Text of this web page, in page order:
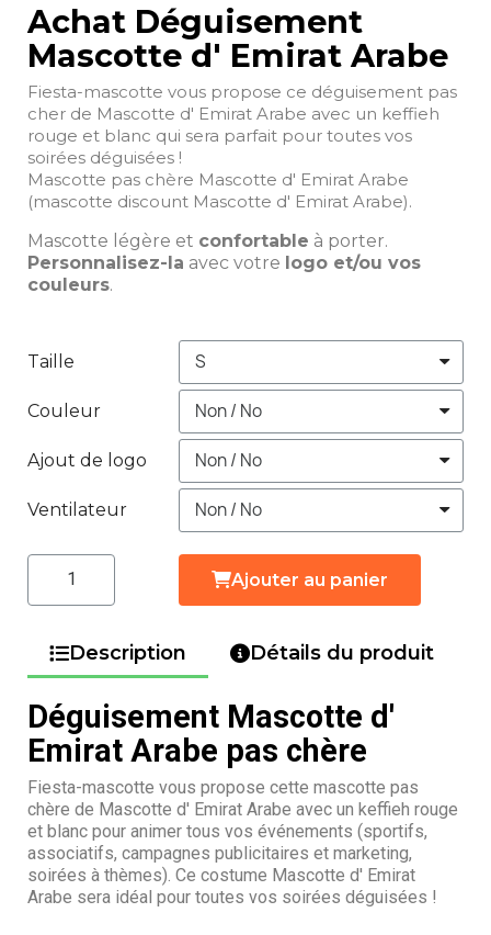
Achat Déguisement
Mascotte d' Emirat Arabe
Fiesta-mascotte vous propose ce déguisement pas
cher de Mascotte d' Emirat Arabe avec un keffieh
rouge et blanc qui sera parfait pour toutes vos
soirées déguisées !
Mascotte pas chère Mascotte d' Emirat Arabe
(mascotte discount Mascotte d' Emirat Arabe).
Mascotte légère et confortable à porter.
Personnalisez-la avec votre logo et/ou vos
couleurs.
Taille
Couleur
Ajout de logo
Ventilateur
Ajouter au panier
Description Détails du produit
Déguisement Mascotte d'
Emirat Arabe pas chère
Fiesta-mascotte vous propose cette mascotte pas
chère de Mascotte d' Emirat Arabe avec un keffieh rouge
et blanc pour animer tous vos événements (sportifs,
associatifs, campagnes publicitaires et marketing,
soirées à thèmes). Ce costume Mascotte d' Emirat
Arabe sera idéal pour toutes vos soirées déguisées !